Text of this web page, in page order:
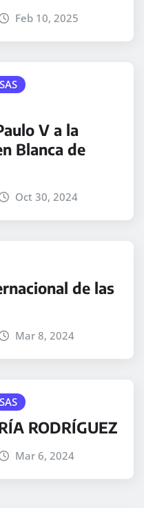
Feb 10, 2025
V a la
Blanca de
Oct 30, 2024
de las
Mar 8, 2024
RODRÍGUEZ
Mar 6, 2024